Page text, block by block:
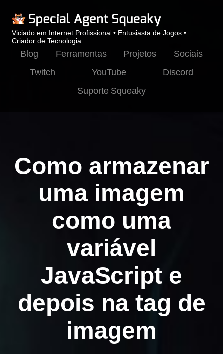
Viciado em Internet Profissional • Entusiasta de Jogos •
Criador de Tecnologia
Blog Ferramentas Projetos
Sociais
Twitch
YouTube
Discord
Suporte Squeaky
Como armazenar
uma imagem
como uma
variável
JavaScript e
depois na tag de
imagem